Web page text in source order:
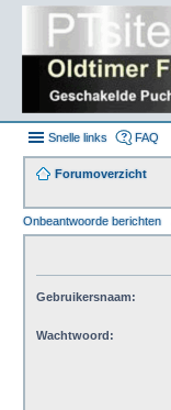
Snelle links FAQ
Forumoverzicht
Onbeantwoorde berichten
Gebruikersnaam:
Wachtwoord: